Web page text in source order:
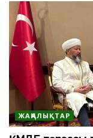
ЖАҢАЛЫҚТАР